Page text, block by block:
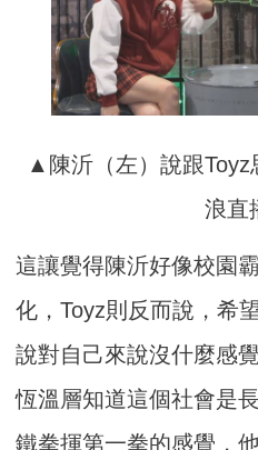
▲陳沂（左）說跟Toyz
浪直
這讓覺得陳沂好像校園
化，Toyz則反而說，希
說對自己來說沒什麼感
恆溫層知道這個社會是
鐵拳揮第一拳的感覺，